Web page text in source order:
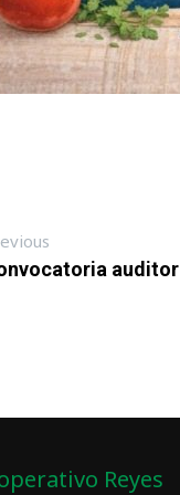
auditor
Reyes